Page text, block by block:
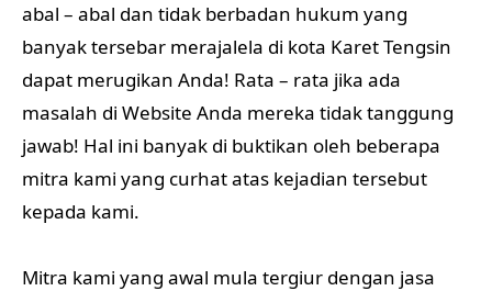
abal – abal dan tidak berbadan hukum yang
banyak tersebar merajalela di kota Karet Tengsin
dapat merugikan Anda! Rata – rata jika ada
masalah di Website Anda mereka tidak tanggung
jawab! Hal ini banyak di buktikan oleh beberapa
mitra kami yang curhat atas kejadian tersebut
kepada kami.
Mitra kami yang awal mula tergiur dengan jasa